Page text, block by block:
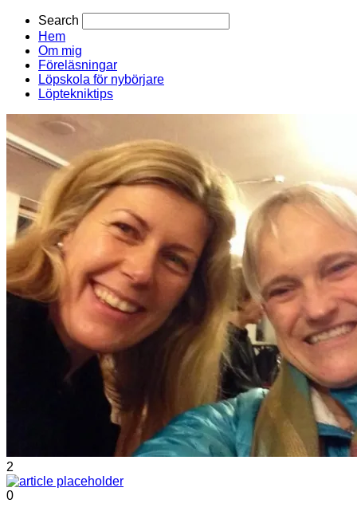
Search
Hem
Om mig
Föreläsningar
Löpskola för nybörjare
Löptekniktips
2
0